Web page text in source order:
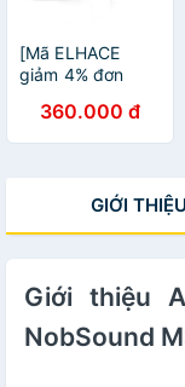
[Mã ELHACE
giảm 4% đơn
Nga thay cho
Ampli Nobsound
EB + 6H1n hoặc
360.000 đ
GIỚI THIỆU
Giới thiệu
NobSound